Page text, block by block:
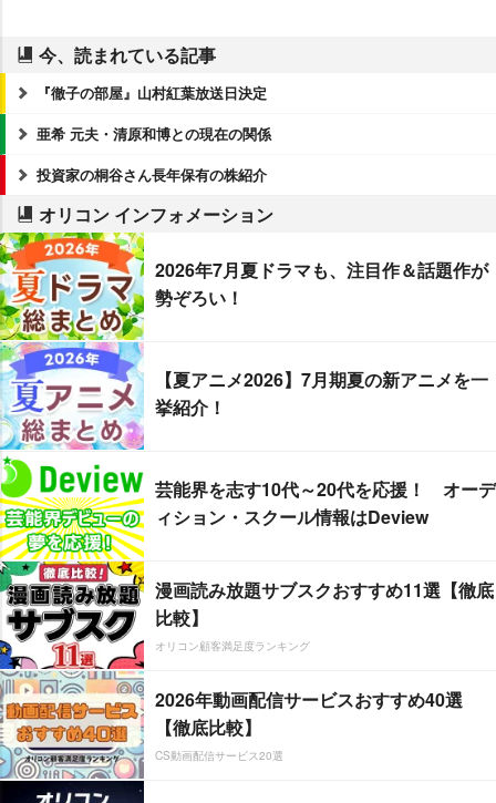
今、読まれている記事
『徹子の部屋』山村紅葉放送日決定
亜希 元夫・清原和博との現在の関係
投資家の桐谷さん長年保有の株紹介
オリコン インフォメーション
2026年7月夏ドラマも、注目作＆話題作が
勢ぞろい！
【夏アニメ2026】7月期夏の新アニメを一
挙紹介！
芸能界を志す10代～20代を応援！ オーデ
ィション・スクール情報はDeview
漫画読み放題サブスクおすすめ11選【徹底
比較】
オリコン顧客満足度ランキング
2026年動画配信サービスおすすめ40選
【徹底比較】
CS動画配信サービス20選